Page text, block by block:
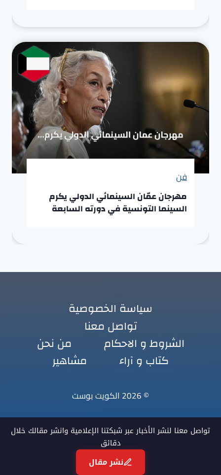
فن
مهرجان عمّان السينمائي الدولي يكرم
السينما التونسية في دورته السابعة
سياسة الخصوصية
تواصل معنا
الشروط و الاحكام
من نحن
كتاب و آراء
مشاهير
© 2026 الكويت بوست
تواصل معنا لنشر الأخبار عبر شبكتنا الإعلامية وانشر مقالك خلال
دقائق
نشر مقال